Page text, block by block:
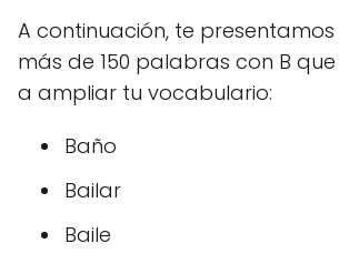
A continuación, te
más de 150 palabras con B
a ampliar tu vocabulario:
Baño
Bailar
Baile